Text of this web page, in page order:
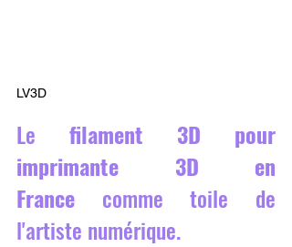
LV3D
Le filament 3D pour
imprimante 3D en
France comme toile de
l'artiste numérique.